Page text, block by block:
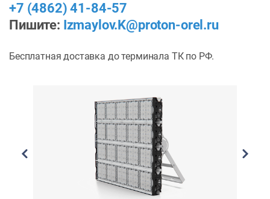
+7 (4862) 41-84-57
Пишите: Izmaylov.K@proton-orel.ru
Бесплатная доставка до терминала ТК по РФ.